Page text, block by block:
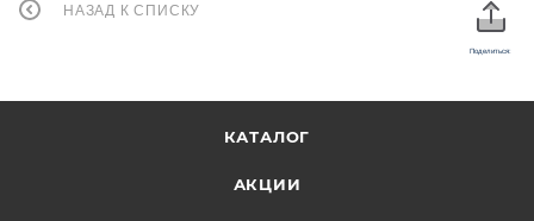
НАЗАД К СПИСКУ
Поделиться:
КАТАЛОГ
АКЦИИ